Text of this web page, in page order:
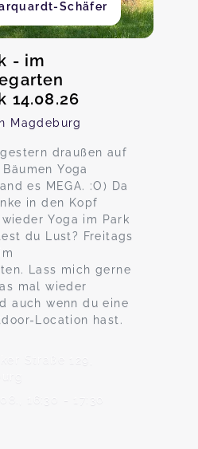
Schäfer
- im
14.08.26
Magdeburg
draußen auf
Yoga
es MEGA. :O) Da
in den Kopf
Yoga im Park
du Lust? Freitags
Lass mich gerne
mal wieder
auch wenn du eine
Location hast.
Straße 129,
16:30 - 17:30